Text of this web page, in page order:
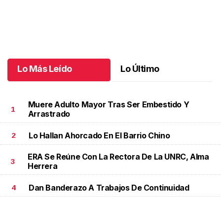
Lo Más Leído Lo Último
1
Muere Adulto Mayor Tras Ser Embestido Y
Arrastrado
2 Lo Hallan Ahorcado En El Barrio Chino
3
ERA Se Reúne Con La Rectora De La UNRC, Alma
Herrera
4 Dan Banderazo A Trabajos De Continuidad